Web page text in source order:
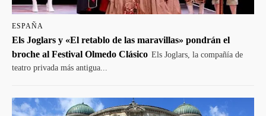
ESPAÑA
Els Joglars y «El retablo de las maravillas» pondrán el
broche al Festival Olmedo Clásico Els Joglars, la compañía de
teatro privada más antigua...